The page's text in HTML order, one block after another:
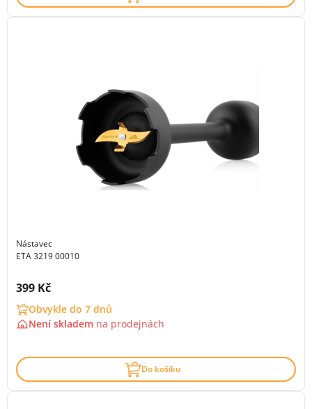
Nástavec
ETA 3219 00010
Cena s DPH:
399 Kč
Obvykle do 7 dnů
Není skladem na prodejnách
Do košíku